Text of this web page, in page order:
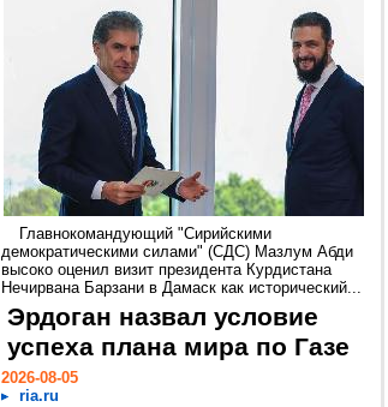
Главнокомандующий "Сирийскими
демократическими силами" (СДС) Мазлум Абди
высоко оценил визит президента Курдистана
Нечирвана Барзани в Дамаск как исторический...
Эрдоган назвал условие
успеха плана мира по Газе
2026-08-05
ria.ru